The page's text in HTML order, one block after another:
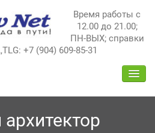
Время работы с
12.00 до 21.00;
ПН-ВЫХ; справки
+7 (904) 609-85-31
архитектор